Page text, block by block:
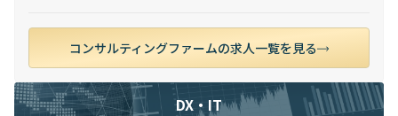
コンサルティングファームの求人一覧を見る
DX・IT